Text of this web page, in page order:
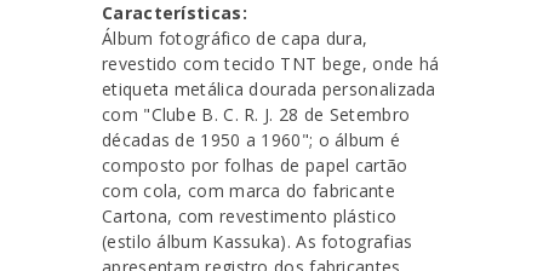
Características:
Álbum fotográfico de capa dura,
revestido com tecido TNT bege, onde há
etiqueta metálica dourada personalizada
com "Clube B. C. R. J. 28 de Setembro
décadas de 1950 a 1960"; o álbum é
composto por folhas de papel cartão
com cola, com marca do fabricante
Cartona, com revestimento plástico
(estilo álbum Kassuka). As fotografias